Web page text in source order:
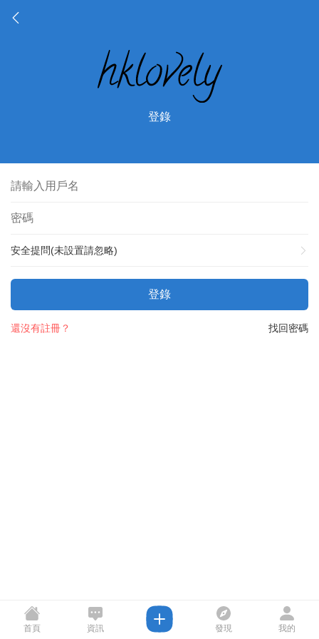
登錄
安全提問(未設置請忽略)
登錄
找回密碼
還沒有註冊？
首頁 資訊 發現 我的